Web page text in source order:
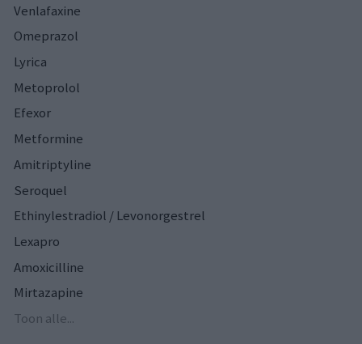
Venlafaxine
Omeprazol
Lyrica
Metoprolol
Efexor
Metformine
Amitriptyline
Seroquel
Ethinylestradiol / Levonorgestrel
Lexapro
Amoxicilline
Mirtazapine
Toon alle...